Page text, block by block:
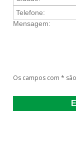
Os campos com *